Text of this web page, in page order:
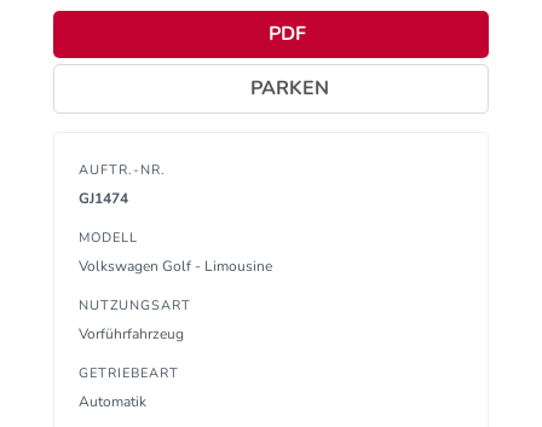
PDF
PARKEN
AUFTR.-NR.
GJ1474
MODELL
Volkswagen Golf - Limousine
NUTZUNGSART
Vorführfahrzeug
GETRIEBEART
Automatik